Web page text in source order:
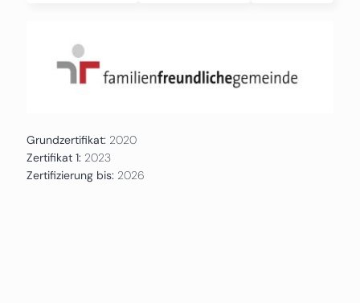
Grundzertifikat: 2020
Zertifikat 1: 2023
Zertifizierung bis: 2026